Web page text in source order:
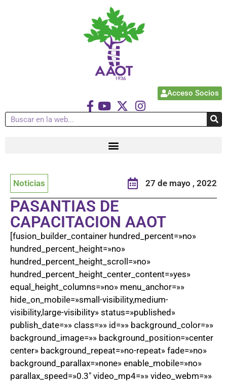
Acceso Socios
Noticias 27 de mayo , 2022
PASANTIAS DE
CAPACITACION AAOT
[fusion_builder_container hundred_percent=»no»
hundred_percent_height=»no»
hundred_percent_height_scroll=»no»
hundred_percent_height_center_content=»yes»
equal_height_columns=»no» menu_anchor=»»
hide_on_mobile=»small-visibility,medium-
visibility,large-visibility» status=»published»
publish_date=»» class=»» id=»» background_color=»»
background_image=»» background_position=»center
center» background_repeat=»no-repeat» fade=»no»
background_parallax=»none» enable_mobile=»no»
parallax_speed=»0.3″ video_mp4=»» video_webm=»»